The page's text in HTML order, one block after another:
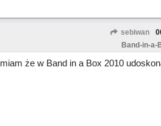
sebiwan
Band-in-a-
że w Band in a Box 2010